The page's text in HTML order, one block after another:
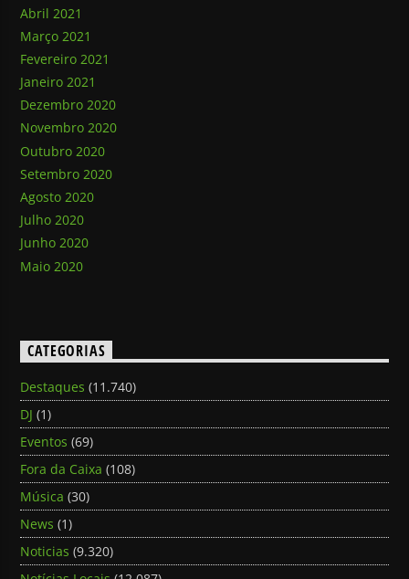
Abril 2021
Março 2021
Fevereiro 2021
Janeiro 2021
Dezembro 2020
Novembro 2020
Outubro 2020
Setembro 2020
Agosto 2020
Julho 2020
Junho 2020
Maio 2020
CATEGORIAS
Destaques (11.740)
DJ (1)
Eventos (69)
Fora da Caixa (108)
Música (30)
News (1)
Noticias (9.320)